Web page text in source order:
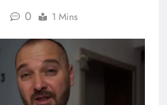
0 1 Mins